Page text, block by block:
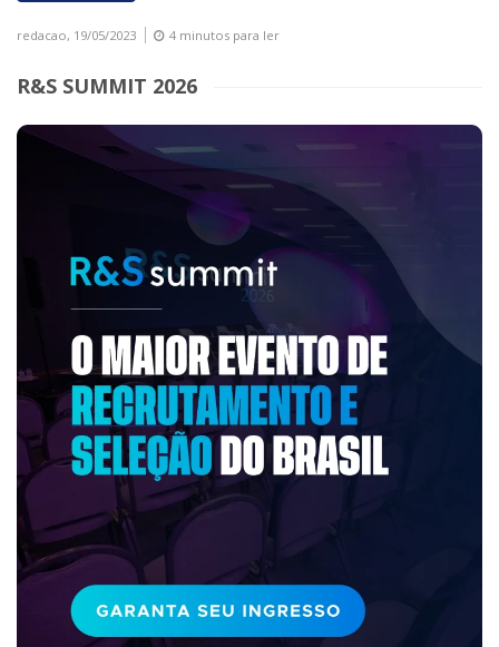
redacao, 19/05/2023 4 minutos para ler
R&S SUMMIT 2026